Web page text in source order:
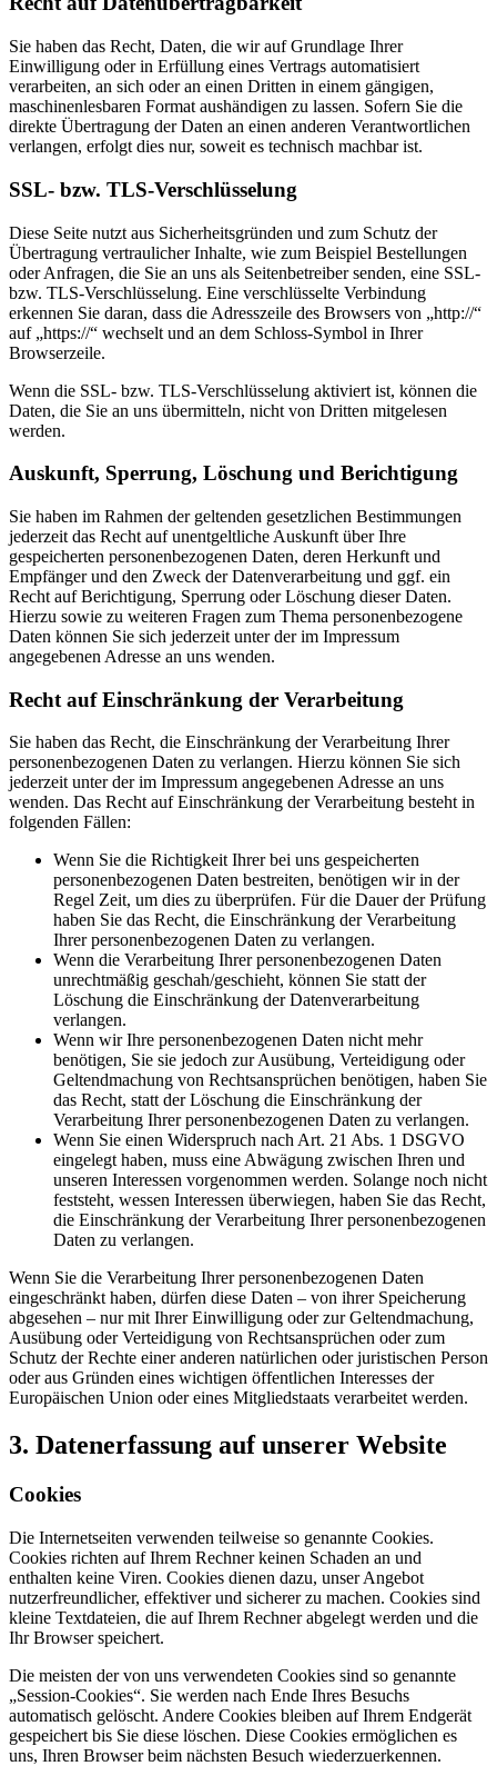
Sie haben das Recht, Daten, die wir auf Grundlage Ihrer
Einwilligung oder in Erfüllung eines Vertrags automatisiert
verarbeiten, an sich oder an einen Dritten in einem gängigen,
maschinenlesbaren Format aushändigen zu lassen. Sofern Sie die
direkte Übertragung der Daten an einen anderen Verantwortlichen
verlangen, erfolgt dies nur, soweit es technisch machbar ist.
SSL- bzw. TLS-Verschlüsselung
Diese Seite nutzt aus Sicherheitsgründen und zum Schutz der
Übertragung vertraulicher Inhalte, wie zum Beispiel Bestellungen
oder Anfragen, die Sie an uns als Seitenbetreiber senden, eine SSL-
bzw. TLS-Verschlüsselung. Eine verschlüsselte Verbindung
erkennen Sie daran, dass die Adresszeile des Browsers von „http://“
auf „https://“ wechselt und an dem Schloss-Symbol in Ihrer
Browserzeile.
Wenn die SSL- bzw. TLS-Verschlüsselung aktiviert ist, können die
Daten, die Sie an uns übermitteln, nicht von Dritten mitgelesen
werden.
Auskunft, Sperrung, Löschung und Berichtigung
Sie haben im Rahmen der geltenden gesetzlichen Bestimmungen
jederzeit das Recht auf unentgeltliche Auskunft über Ihre
gespeicherten personenbezogenen Daten, deren Herkunft und
Empfänger und den Zweck der Datenverarbeitung und ggf. ein
Recht auf Berichtigung, Sperrung oder Löschung dieser Daten.
Hierzu sowie zu weiteren Fragen zum Thema personenbezogene
Daten können Sie sich jederzeit unter der im Impressum
angegebenen Adresse an uns wenden.
Recht auf Einschränkung der Verarbeitung
Sie haben das Recht, die Einschränkung der Verarbeitung Ihrer
personenbezogenen Daten zu verlangen. Hierzu können Sie sich
jederzeit unter der im Impressum angegebenen Adresse an uns
wenden. Das Recht auf Einschränkung der Verarbeitung besteht in
folgenden Fällen:
Wenn Sie die Richtigkeit Ihrer bei uns gespeicherten
personenbezogenen Daten bestreiten, benötigen wir in der
Regel Zeit, um dies zu überprüfen. Für die Dauer der Prüfung
haben Sie das Recht, die Einschränkung der Verarbeitung
Ihrer personenbezogenen Daten zu verlangen.
Wenn die Verarbeitung Ihrer personenbezogenen Daten
unrechtmäßig geschah/geschieht, können Sie statt der
Löschung die Einschränkung der Datenverarbeitung
verlangen.
Wenn wir Ihre personenbezogenen Daten nicht mehr
benötigen, Sie sie jedoch zur Ausübung, Verteidigung oder
Geltendmachung von Rechtsansprüchen benötigen, haben Sie
das Recht, statt der Löschung die Einschränkung der
Verarbeitung Ihrer personenbezogenen Daten zu verlangen.
Wenn Sie einen Widerspruch nach Art. 21 Abs. 1 DSGVO
eingelegt haben, muss eine Abwägung zwischen Ihren und
unseren Interessen vorgenommen werden. Solange noch nicht
feststeht, wessen Interessen überwiegen, haben Sie das Recht,
die Einschränkung der Verarbeitung Ihrer personenbezogenen
Daten zu verlangen.
Wenn Sie die Verarbeitung Ihrer personenbezogenen Daten
eingeschränkt haben, dürfen diese Daten – von ihrer Speicherung
abgesehen – nur mit Ihrer Einwilligung oder zur Geltendmachung,
Ausübung oder Verteidigung von Rechtsansprüchen oder zum
Schutz der Rechte einer anderen natürlichen oder juristischen Person
oder aus Gründen eines wichtigen öffentlichen Interesses der
Europäischen Union oder eines Mitgliedstaats verarbeitet werden.
3. Datenerfassung auf unserer Website
Cookies
Die Internetseiten verwenden teilweise so genannte Cookies.
Cookies richten auf Ihrem Rechner keinen Schaden an und
enthalten keine Viren. Cookies dienen dazu, unser Angebot
nutzerfreundlicher, effektiver und sicherer zu machen. Cookies sind
kleine Textdateien, die auf Ihrem Rechner abgelegt werden und die
Ihr Browser speichert.
Die meisten der von uns verwendeten Cookies sind so genannte
„Session-Cookies“. Sie werden nach Ende Ihres Besuchs
automatisch gelöscht. Andere Cookies bleiben auf Ihrem Endgerät
gespeichert bis Sie diese löschen. Diese Cookies ermöglichen es
uns, Ihren Browser beim nächsten Besuch wiederzuerkennen.